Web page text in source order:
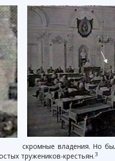
скромные владения. Но
тружеников-крестьян.3